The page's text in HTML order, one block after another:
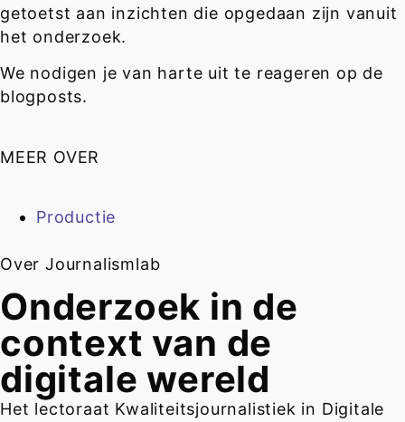
getoetst aan inzichten die opgedaan zijn vanuit
het onderzoek.
We nodigen je van harte uit te reageren op de
blogposts.
MEER OVER
Productie
Over Journalismlab
Onderzoek in de
context van de
digitale wereld
Het lectoraat Kwaliteitsjournalistiek in Digitale